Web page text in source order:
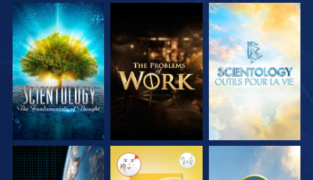
DÉCOUVRIR LES
SÉRIES
DÉCOUVRIR LES
SÉRIES
DÉCOUVRIR LES
SÉRIES